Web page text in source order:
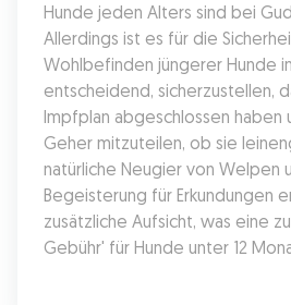
Hunde jeden Alters sind bei
Allerdings ist es für die
Wohlbefinden jüngerer Hunde
entscheidend, sicherzustellen,
Impfplan abgeschlossen haben
Geher mitzuteilen, ob sie
natürliche Neugier von Welpen
Begeisterung für Erkundungen
zusätzliche Aufsicht, was eine
Gebühr' für Hunde unter 12